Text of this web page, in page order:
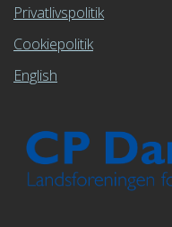
Privatlivspolitik
Cookiepolitik
English